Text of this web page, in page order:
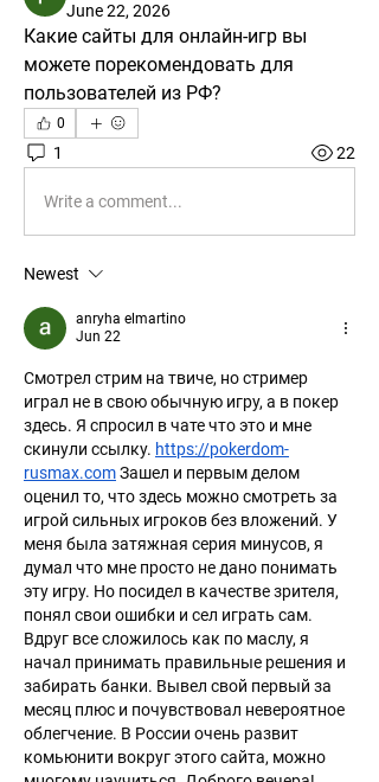
June 22, 2026
Какие сайты для онлайн-игр вы
можете порекомендовать для
пользователей из РФ?
0
1 22
Write a comment...
Newest
anryha elmartino
Jun 22
Смотрел стрим на твиче, но стример
играл не в свою обычную игру, а в покер
здесь. Я спросил в чате что это и мне
скинули ссылку. https://pokerdom-
rusmax.com Зашел и первым делом
оценил то, что здесь можно смотреть за
игрой сильных игроков без вложений. У
меня была затяжная серия минусов, я
думал что мне просто не дано понимать
эту игру. Но посидел в качестве зрителя,
понял свои ошибки и сел играть сам.
Вдруг все сложилось как по маслу, я
начал принимать правильные решения и
забирать банки. Вывел свой первый за
месяц плюс и почувствовал невероятное
облегчение. В России очень развит
комьюнити вокруг этого сайта, можно